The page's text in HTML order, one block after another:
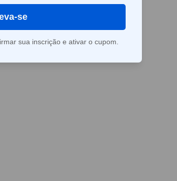
um único resultado
se
sua inscrição e ativar o cupom.